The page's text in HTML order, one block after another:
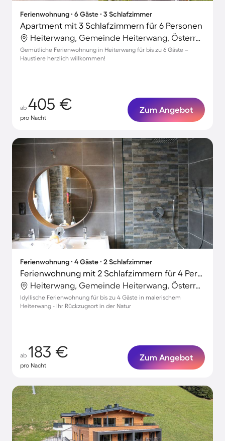
Ferienwohnung ∙ 6 Gäste ∙ 3 Schlafzimmer
Apartment mit 3 Schlafzimmern für 6 Personen
Heiterwang, Gemeinde Heiterwang, Österreich
Gemütliche Ferienwohnung in Heiterwang für bis zu 6 Gäste –
Haustiere herzlich willkommen!
ab 405 €
pro Nacht
Zum Angebot
Ferienwohnung ∙ 4 Gäste ∙ 2 Schlafzimmer
Ferienwohnung mit 2 Schlafzimmern für 4 Personen
Heiterwang, Gemeinde Heiterwang, Österreich
Idyllische Ferienwohnung für bis zu 4 Gäste in malerischem
Heiterwang - Ihr Rückzugsort in der Natur
ab 183 €
pro Nacht
Zum Angebot